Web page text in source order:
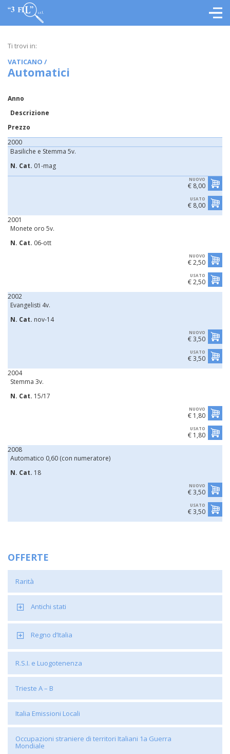
OFFERTE
Rarità
Antichi stati
Regno d’Italia
R.S.I. e Luogotenenza
Trieste A – B
Italia Emissioni Locali
Occupazioni straniere di territori Italiani 1a Guerra
Mondiale
Ti trovi in:
VATICANO /
Automatici
Anno
Descrizione
Prezzo
2000
Basiliche e Stemma 5v.
N. Cat. 01-mag
NUOVO
€ 8,00
USATO
€ 8,00
2001
Monete oro 5v.
N. Cat. 06-ott
NUOVO
€ 2,50
USATO
€ 2,50
2002
Evangelisti 4v.
N. Cat. nov-14
NUOVO
€ 3,50
USATO
€ 3,50
2004
Stemma 3v.
N. Cat. 15/17
NUOVO
€ 1,80
USATO
€ 1,80
2008
Automatico 0,60 (con numeratore)
N. Cat. 18
NUOVO
€ 3,50
USATO
€ 3,50